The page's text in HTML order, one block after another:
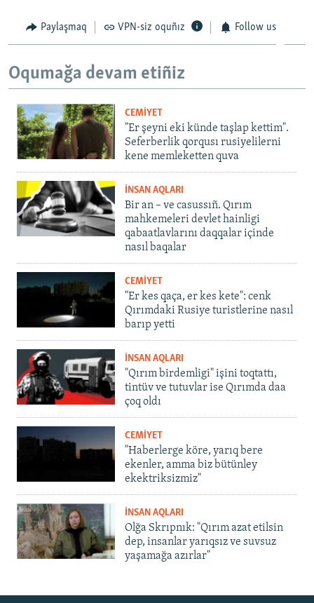
Paylaşmaq VPN-siz oquñız Follow us
Oqumağa devam etiñiz
CEMİYET
"Er şeyni eki künde taşlap kettim".
Seferberlik qorqusı rusiyelilerni
kene memleketten quva
İNSAN AQLARI
Bir an – ve casussıñ. Qırım
mahkemeleri devlet hainligi
qabaatlavlarını daqqalar içinde
nasıl baqalar
CEMİYET
"Er kes qaça, er kes kete": cenk
Qırımdaki Rusiye turistlerine nasıl
barıp yetti
İNSAN AQLARI
"Qırım birdemligi" işini toqtattı,
tintüv ve tutuvlar ise Qırımda daa
çoq oldı
CEMİYET
"Haberlerge köre, yarıq bere
ekenler, amma biz bütünley
ekektriksizmiz"
İNSAN AQLARI
Olğa Skrıpnık: "Qırım azat etilsin
dep, insanlar yarıqsız ve suvsuz
yaşamağa azırlar"